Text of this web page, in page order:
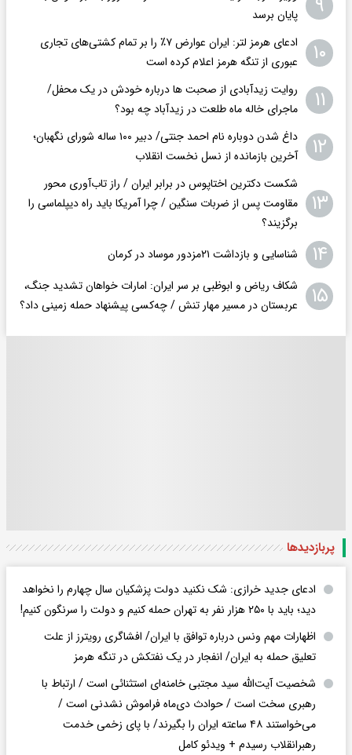
پایان برسد
۱۰
ادعای هرمز لتر: ایران عوارض ۷٪ را بر تمام کشتی‌های تجاری
عبوری از تنگه هرمز اعلام کرده است
۱۱
روایت زیدآبادی از صحبت ها درباره خودش در یک محفل/
ماجرای خاله ماه طلعت در زیدآباد چه بود؟
۱۲
داغ شدن دوباره نام احمد جنتی/ دبیر ۱۰۰ ساله شورای نگهبان؛
آخرین بازمانده از نسل نخست انقلاب
۱۳
شکست دکترین اختاپوس در برابر ایران / راز تاب‌آوری محور
مقاومت پس از ضربات سنگین / چرا آمریکا باید راه دیپلماسی را
برگزیند؟
۱۴ شناسایی و بازداشت ۲۱مزدور موساد در کرمان
۱۵
شکاف ریاض و ابوظبی بر سر ایران: امارات خواهان تشدید جنگ،
عربستان در مسیر مهار تنش / چه‌کسی پیشنهاد حمله زمینی داد؟
پربازدید‌ها
ادعای جدید خرازی: شک نکنید دولت پزشکیان سال چهارم را نخواهد
دید؛ باید با ۲۵۰ هزار نفر به تهران حمله کنیم و دولت را سرنگون کنیم!
اظهارات مهم ونس درباره توافق با ایران/ افشاگری رویترز از علت
تعلیق حمله به ایران/ انفجار در یک نفتکش در تنگه هرمز
شخصیت آیت‌الله سید مجتبی خامنه‌ای استثنائی است / ارتباط با
رهبری سخت است / حوادث دی‌ماه فراموش نشدنی است /
می‌خواستند ۴۸ ساعته ایران را بگیرند/ با پای زخمی خدمت
رهبرانقلاب رسیدم + ویدئو کامل